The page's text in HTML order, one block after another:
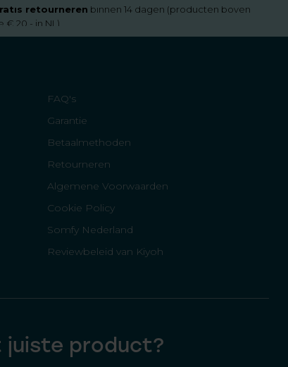
retourneren binnen 14 dagen (producten boven
€ 20,- in NL)
FAQ's
Garantie
Betaalmethoden
Retourneren
Algemene Voorwaarden
Cookie Policy
Somfy Nederland
Reviewbeleid van Kiyoh
juiste product?